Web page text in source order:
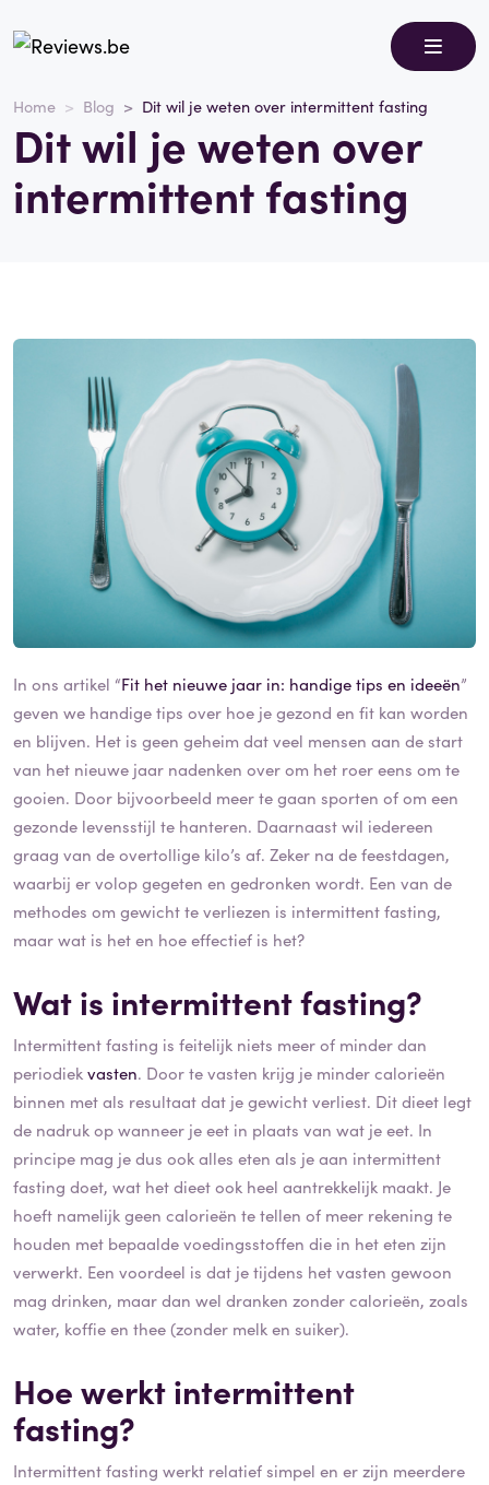
Home Blog Dit wil je weten over intermittent fasting
Dit wil je weten over
intermittent fasting
In ons artikel “Fit het nieuwe jaar in: handige tips en ideeën”
geven we handige tips over hoe je gezond en fit kan worden
en blijven. Het is geen geheim dat veel mensen aan de start
van het nieuwe jaar nadenken over om het roer eens om te
gooien. Door bijvoorbeeld meer te gaan sporten of om een
gezonde levensstijl te hanteren. Daarnaast wil iedereen
graag van de overtollige kilo’s af. Zeker na de feestdagen,
waarbij er volop gegeten en gedronken wordt. Een van de
methodes om gewicht te verliezen is intermittent fasting,
maar wat is het en hoe effectief is het?
Wat is intermittent fasting?
Intermittent fasting is feitelijk niets meer of minder dan
periodiekvasten. Door te vasten krijg je minder calorieën
binnen met als resultaat dat je gewicht verliest. Dit dieet legt
de nadruk op wanneer je eet in plaats van wat je eet. In
principe mag je dus ook alles eten als je aan intermittent
fasting doet, wat het dieet ook heel aantrekkelijk maakt. Je
hoeft namelijk geen calorieën te tellen of meer rekening te
houden met bepaalde voedingsstoffen die in het eten zijn
verwerkt. Een voordeel is dat je tijdens het vasten gewoon
mag drinken, maar dan wel dranken zonder calorieën, zoals
water, koffie en thee (zonder melk en suiker).
Hoe werkt intermittent
fasting?
Intermittent fasting werkt relatief simpel en er zijn meerdere